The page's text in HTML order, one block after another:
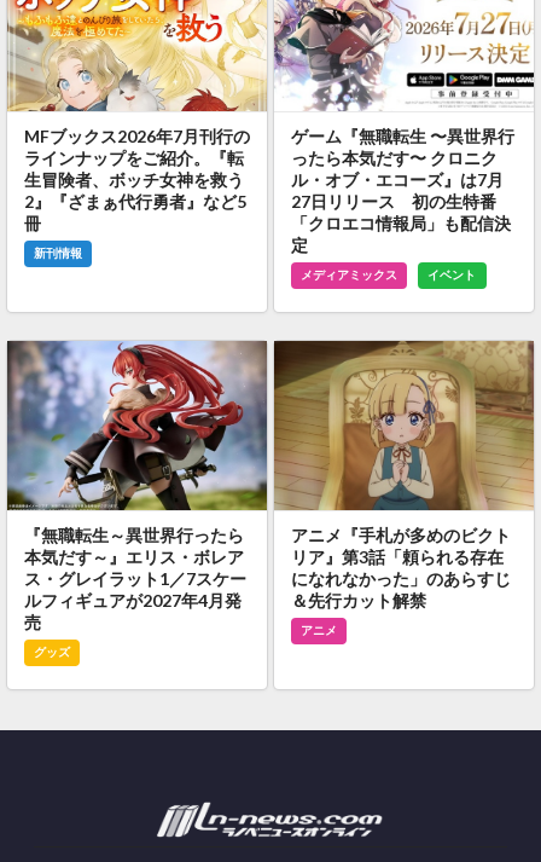
MFブックス2026年7月刊行の
ラインナップをご紹介。『転
生冒険者、ボッチ女神を救う
2』『ざまぁ代行勇者』など5
冊
新刊情報
ゲーム『無職転生 〜異世界行
ったら本気だす〜 クロニク
ル・オブ・エコーズ』は7月
27日リリース 初の生特番
「クロエコ情報局」も配信決
定
メディアミックス イベント
『無職転生～異世界行ったら
本気だす～』エリス・ボレア
ス・グレイラット1／7スケー
ルフィギュアが2027年4月発
売
グッズ
アニメ『手札が多めのビクト
リア』第3話「頼られる存在
になれなかった」のあらすじ
＆先行カット解禁
アニメ